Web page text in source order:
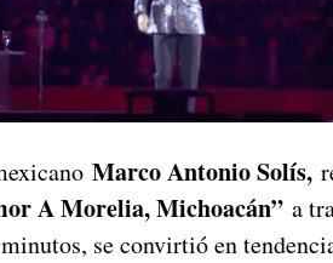
Marco Antonio Solís,
A Morelia, Michoacán” a
se convirtió en